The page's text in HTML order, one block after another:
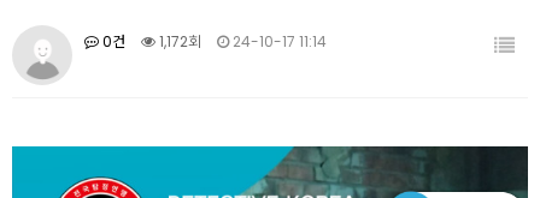
0건 1,172회 24-10-17 11:14